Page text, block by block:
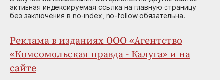
активная индексируемая ссылка на главную страницу
без заключения в no-index, no-follow обязательна.
Реклама в изданиях ООО «Агентство
«Комсомольская правда - Калуга» и на
сайте